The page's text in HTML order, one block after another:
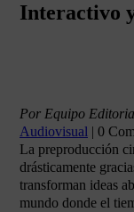
Interactivo
Por Equipo
Audiovisual | 0
La preproducción
drásticamente
transforman ideas
mundo donde el